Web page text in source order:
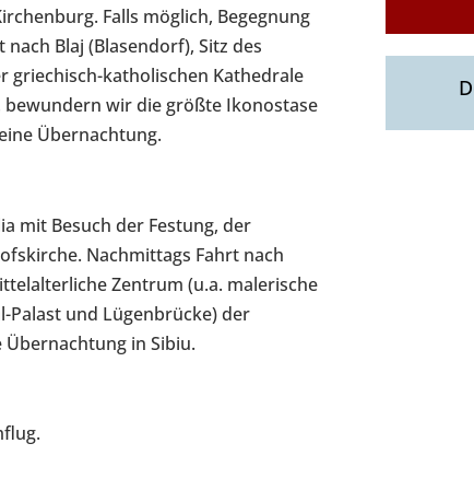
Falls möglich, Begegnung
Blaj (Blasendorf), Sitz des
griechisch-katholischen Kathedrale
bewundern wir die größte Ikonostase
Übernachtung.
mit Besuch der Festung, der
Nachmittags Fahrt nach
Zentrum (u.a. malerische
Palast und Lügenbrücke) der
in Sibiu.